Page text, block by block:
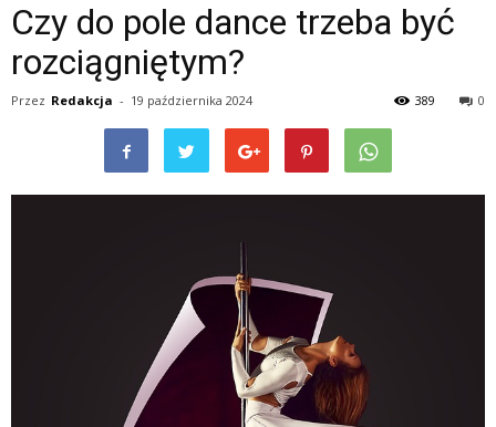
Czy do pole dance trzeba być
rozciągniętym?
Przez Redakcja - 19 października 2024 0
389